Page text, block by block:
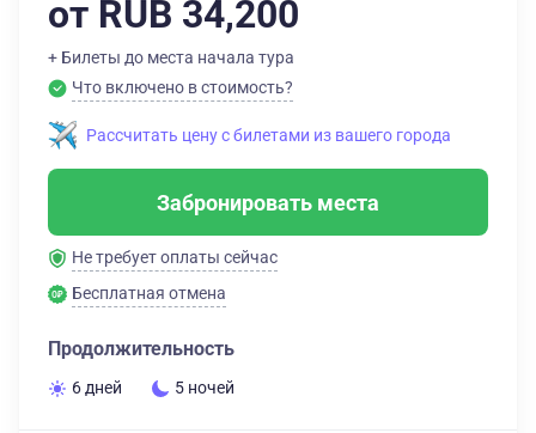
от RUB 34,200
+ Билеты до места начала тура
Что включено в стоимость?
Рассчитать цену с билетами из вашего города
Забронировать места
Не требует оплаты сейчас
Бесплатная отмена
Продолжительность
6 дней 5 ночей